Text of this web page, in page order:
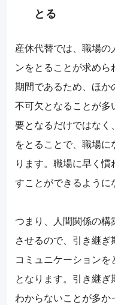
とる
産休代替では、職場の
ンをとることが求め
期間であるため、ほ
不可欠となることが
要となるだけではな
をとることで、職場
ります。職場に早く
すことができるように
つまり、人間関係の
させるので、引き継
コミュニケーション
となります。引き継ぎ
わからないことが多